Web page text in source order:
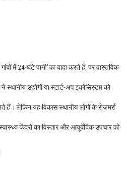
में 24‑घंटे पानी’ का वादा करते हैं, पर वास्तविक
उद्योगों या स्टार्ट‑अप इकोसिस्टम को
हैं। लेकिन यह विकास स्थानीय लोगों के रोज़मर्रा
केंद्रों का विस्तार और आयुर्वेदिक उपचार को